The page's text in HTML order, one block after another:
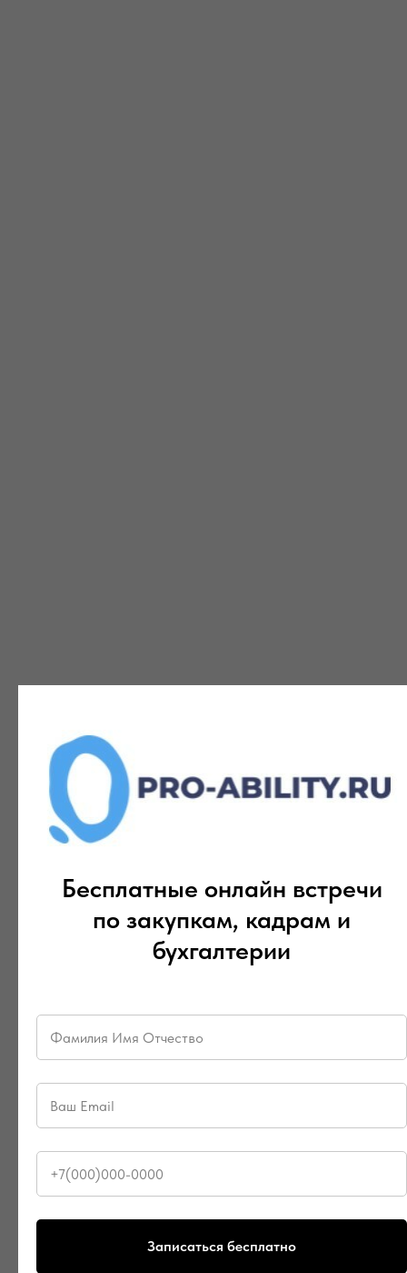
Бесплатные онлайн встречи
по закупкам, кадрам и
бухгалтерии
Записаться бесплатно